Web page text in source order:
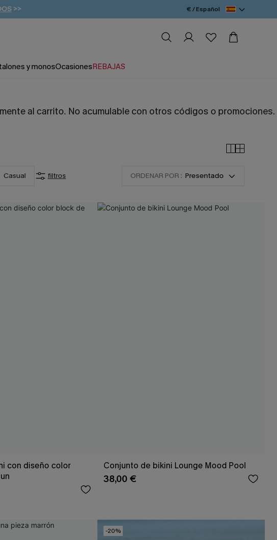
>>
€ / Español
y monosOcasionesREBAJAS
al carrito. No acumulable con otros códigos o promociones.
Casual filtros ORDENAR POR : Presentado
con diseño color
Conjunto de bikini Lounge Mood Pool
38,00 €
-20%